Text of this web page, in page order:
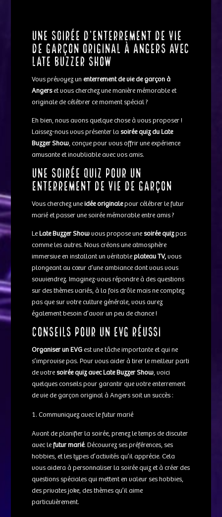
Une soirée d’enterrement de vie
de garçon original à Angers avec
Late Buzzer Show
Vous prévoyez unenterrement de vie de garçon à
Angerset vous cherchez une manière mémorable et
originale de célébrer ce moment spécial ?
Eh bien, nous avons quelque chose à vous proposer !
Laissez-nous vous présenter la soirée quiz du Late
Buzzer Show, conçue pour vous offrir une expérience
amusante et inoubliable avec vos amis.
Une soirée quiz pour un
enterrement de vie de garçon
Vous cherchez uneidée originalepour célébrer le futur
marié et passer une soirée mémorable entre amis ?
LeLate Buzzer Showvous propose une soirée quizpas
comme les autres. Nous créons une atmosphère
immersive en installant un véritableplateau TV,vous
plongeant au cœur d’une ambiance dont vous vous
souviendrez. Imaginez-vous répondre à des questions
sur des thèmes variés, à la fois drôle mais ne comptez
pas que sur votre culture générale, vous aurez
également besoin d’avoir un peu de chance !
Conseils pour un EVG réussi
Organiser un EVGest une tâche importante et qui ne
s’improvise pas. Pour vous aider à tirer le meilleur parti
de votre soirée quiz avec Late Buzzer Show, voici
quelques conseils pour garantir que votre enterrement
de vie de garçon original à Angers soit un succès :
Communiquez avec le futur marié
Avant de planifier la soirée, prenez le temps de discuter
avec lefutur marié. Découvrez ses préférences, ses
hobbies, et les types d’activités qu’il apprécie. Cela
vous aidera à personnaliser la soirée quiz et à créer des
questions spéciales qui mettent en valeur ses hobbies,
des privates joke, des thèmes qu’il aime
particulièrement.